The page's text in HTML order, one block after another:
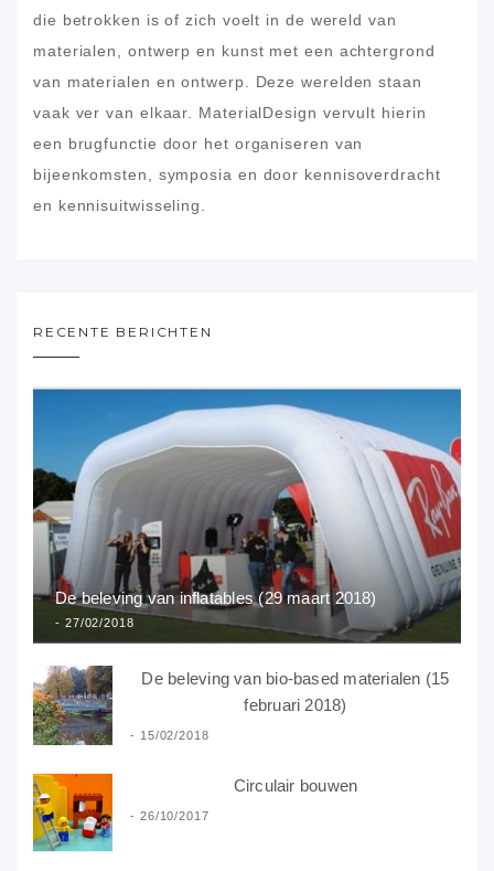
die betrokken is of zich voelt in de wereld van
materialen, ontwerp en kunst met een achtergrond
van materialen en ontwerp. Deze werelden staan
vaak ver van elkaar. MaterialDesign vervult hierin
een brugfunctie door het organiseren van
bijeenkomsten, symposia en door kennisoverdracht
en kennisuitwisseling.
RECENTE BERICHTEN
De beleving van inflatables (29 maart 2018)
27/02/2018
De beleving van bio-based materialen (15
februari 2018)
15/02/2018
Circulair bouwen
26/10/2017